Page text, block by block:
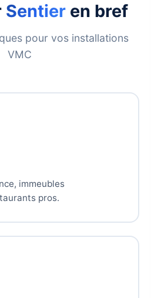
Sentieren bref
pour vos installations
VMC
immeubles
pros.